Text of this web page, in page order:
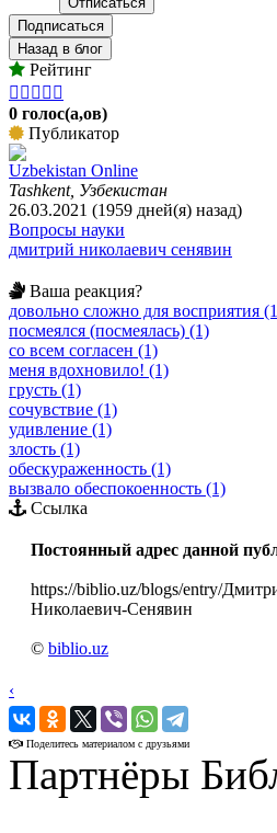
Подписаться
Назад в блог
Рейтинг
    
0 голос(а,ов)
Публикатор
Uzbekistan Online
Tashkent, Узбекистан
26.03.2021 (1959 дней(я) назад)
Вопросы науки
дмитрий николаевич сенявин
Ваша реакция?
довольно сложно для восприятия
посмеялся (посмеялась) (1)
со всем согласен (1)
меня вдохновило! (1)
грусть (1)
сочувствие (1)
удивление (1)
злость (1)
обескураженность (1)
вызвало обеспокоенность (1)
Ссылка
Постоянный адрес данной
https://biblio.uz/blogs/entry/
Николаевич-Сенявин
© biblio.uz
‹
›
Поделитесь материалом с друзьями
Партнёры